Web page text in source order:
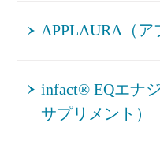
APPLAURA（ア
infact® EQエナ
サプリメント）